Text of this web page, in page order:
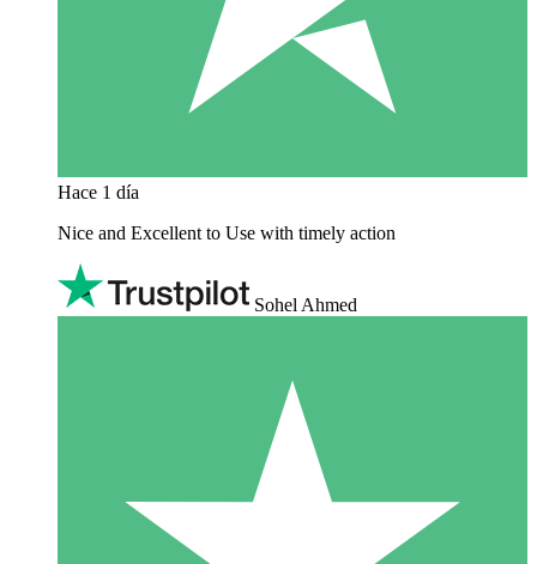
Hace 1 día
Nice and Excellent to Use with timely action
Sohel Ahmed